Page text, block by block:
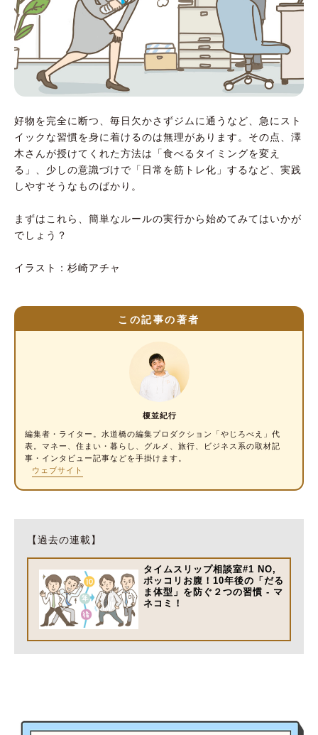
好物を完全に断つ、毎日欠かさずジムに通うなど、急にスト
イックな習慣を身に着けるのは無理があります。その点、澤
木さんが授けてくれた方法は「食べるタイミングを変え
る」、少しの意識づけで「日常を筋トレ化」するなど、実践
しやすそうなものばかり。
まずはこれら、簡単なルールの実行から始めてみてはいかが
でしょう？
イラスト：杉崎アチャ
この記事の著者
榎並紀行
編集者・ ライター
。水道橋の編集プロダクション「やじろべえ」代
表。マネー、住まい・暮らし、グルメ、旅行、ビジネス系の取材記
事・インタビュー記事などを手掛けます。
ウェブサイト
【過去の連載】
タイムスリップ相談室#1 NO,
ポッコリお腹！10年後の「だる
ま体型」を防ぐ２つの習慣 - マ
ネコミ！